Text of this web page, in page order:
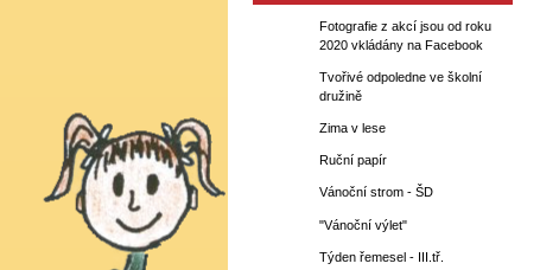
Fotografie z akcí jsou od roku
2020 vkládány na Facebook
Tvořivé odpoledne ve školní
družině
Zima v lese
Ruční papír
Vánoční strom - ŠD
"Vánoční výlet"
Týden řemesel - III.tř.